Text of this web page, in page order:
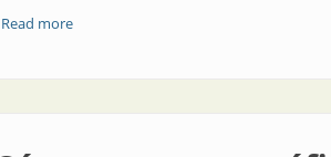
Read moreabout Paneles solares: cuáles son sus